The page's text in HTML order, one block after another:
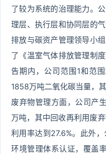
了较为系统的治理能力。
理层、执行层和协同层的
排放与碳资产管理领导小
了《温室气体排放管理制
告期内，公司范围1和范
1858万吨二氧化碳当量，
废弃物管理方面，公司产
万吨，其中回收再利用废
利用率达到27.6%。此外
环境管理体系认证，覆盖